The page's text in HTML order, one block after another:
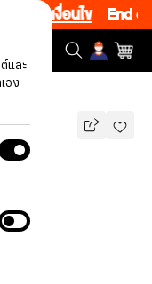
และ
อง
ดและเงื่อนไข End of